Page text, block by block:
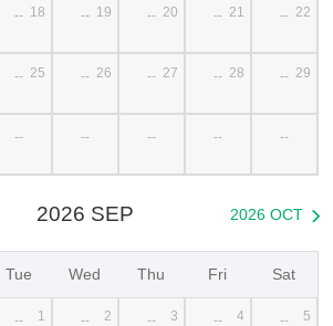
-- 18 -- 19 -- 20 -- 21 -- 22
-- 25 -- 26 -- 27 -- 28 -- 29
-- -- -- -- --
2026 SEP 2026 OCT 
Tue Wed Thu Fri Sat
-- 1 -- 2 -- 3 -- 4 -- 5